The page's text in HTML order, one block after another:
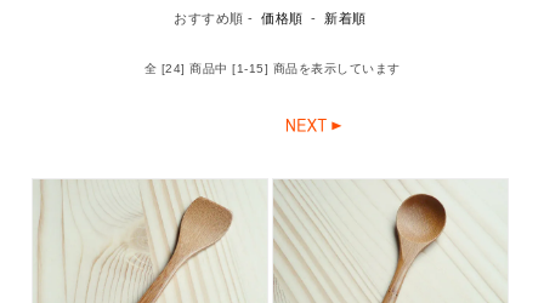
おすすめ順 - 価格順 - 新着順
全 [24] 商品中 [1-15] 商品を表示しています